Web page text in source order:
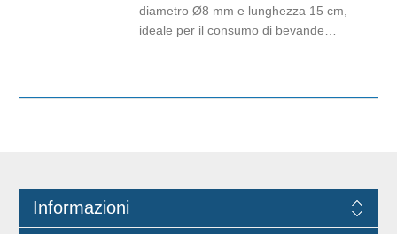
diametro Ø8 mm e lunghezza 15 cm,
ideale per il consumo di bevande
nero e il design lineare la rendono
servizi beverage di qualità. Idonea al
Informazioni